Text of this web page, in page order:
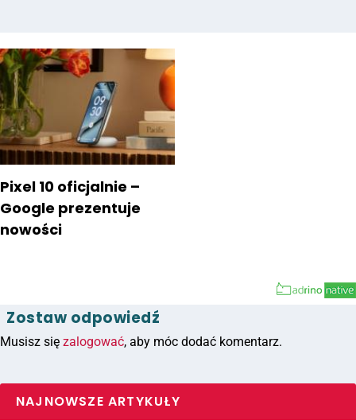
Pixel 10 oficjalnie –
Google prezentuje
nowości
Zostaw odpowiedź
Musisz się zalogować, aby móc dodać komentarz.
NAJNOWSZE ARTYKUŁY